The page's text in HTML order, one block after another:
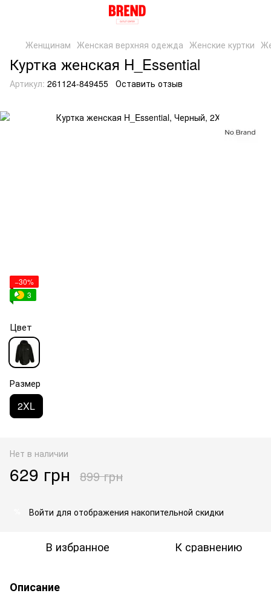
Женщинам Женская верхняя одежда Женские куртки
Куртка женская H_Essential
Артикул: 261124-849455 Оставить отзыв
−30%
3
Цвет
Размер
2XL
Нет в наличии
629 грн 899 грн
Войти для отображения накопительной скидки
В избранное К сравнению
Описание